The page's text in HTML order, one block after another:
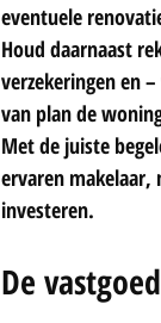
eventuele
Houd daarnaast
verzekeringen en
van plan de
Met de juiste
ervaren makelaar,
investeren.
De